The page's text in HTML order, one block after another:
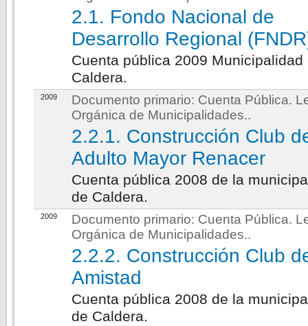
2.1. Fondo Nacional de
Desarrollo Regional
Cuenta pública 2009 Municipalidad
Caldera.
2009 Documento primario: Cuenta Pública.
Orgánica de Municipalidades..
2.2.1. Construcción Club
Adulto Mayor Renacer
Cuenta pública 2008 de la
de Caldera.
2009 Documento primario: Cuenta Pública.
Orgánica de Municipalidades..
2.2.2. Construcción Club
Amistad
Cuenta pública 2008 de la
de Caldera.